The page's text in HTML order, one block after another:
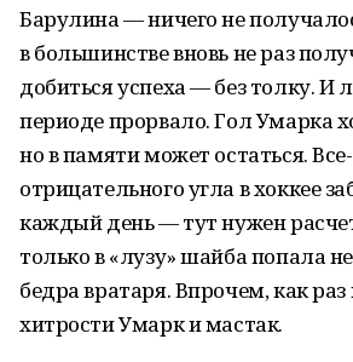
Барулина — ничего не
в большинстве вновь не раз
добиться успеха — без толку. И
периоде прорвало. Гол Умарка
но в памяти может остаться.
отрицательного угла в хоккее
каждый день — тут нужен
только в «лузу» шайба попала
бедра вратаря. Впрочем, как раз
хитрости Умарк и мастак.